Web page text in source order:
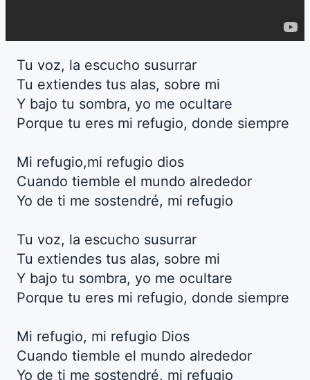
Tu voz, la escucho susurrar
Tu extiendes tus alas, sobre mi
Y bajo tu sombra, yo me ocultare
Porque tu eres mi refugio, donde siempre
Mi refugio,mi refugio dios
Cuando tiemble el mundo alrededor
Yo de ti me sostendré, mi refugio
Tu voz, la escucho susurrar
Tu extiendes tus alas, sobre mi
Y bajo tu sombra, yo me ocultare
Porque tu eres mi refugio, donde siempre
Mi refugio, mi refugio Dios
Cuando tiemble el mundo alrededor
Yo de ti me sostendré, mi refugio